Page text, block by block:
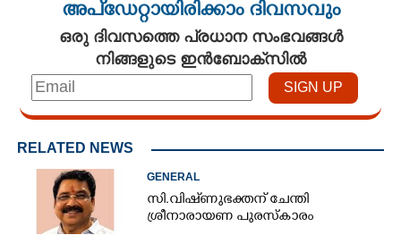
അപ്ഡേറ്റായിരിക്കാം ദിവസവും
ഒരു ദിവസത്തെ പ്രധാന സംഭവങ്ങൾ
നിങ്ങളുടെ ഇൻബോക്സിൽ
RELATED NEWS
GENERAL
സി.വിഷ്‌ണുഭക്തന് ചേന്തി
ശ്രീനാരായണ പുരസ്കാരം